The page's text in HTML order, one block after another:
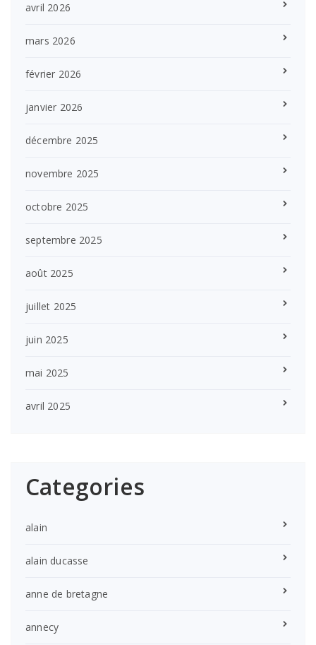
avril 2026
mars 2026
février 2026
janvier 2026
décembre 2025
novembre 2025
octobre 2025
septembre 2025
août 2025
juillet 2025
juin 2025
mai 2025
avril 2025
Categories
alain
alain ducasse
anne de bretagne
annecy